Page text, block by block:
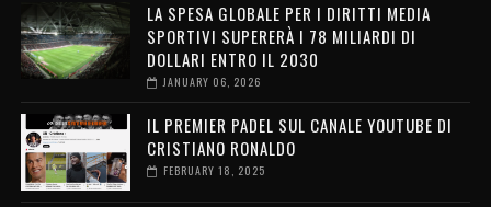
LA SPESA GLOBALE PER I DIRITTI MEDIA
SPORTIVI SUPERERÀ I 78 MILIARDI DI
DOLLARI ENTRO IL 2030
JANUARY 06, 2026
IL PREMIER PADEL SUL CANALE YOUTUBE DI
CRISTIANO RONALDO
FEBRUARY 18, 2025